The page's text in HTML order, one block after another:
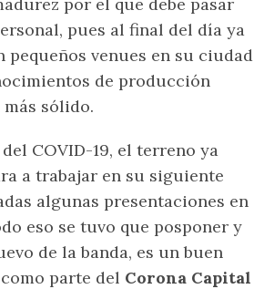
pues al final del día ya
pequeños venues en su ciudad
de producción
sólido.
COVID-19, el terreno ya
a trabajar en su siguiente
algunas presentaciones en
eso se tuvo que posponer y
de la banda, es un buen
parte del Corona Capital